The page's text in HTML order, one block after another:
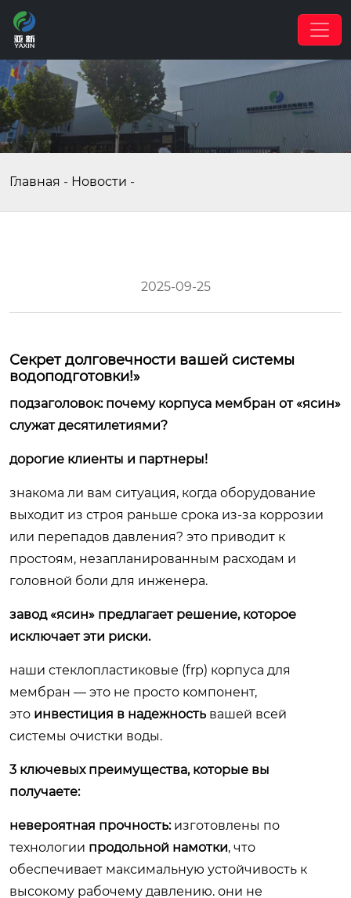
Главная - Новости -
2025-09-25
Секрет долговечности вашей системы
водоподготовки!»
подзаголовок: почему корпуса мембран от «ясин»
служат десятилетиями?
дорогие клиенты и партнеры!
знакома ли вам ситуация, когда оборудование
выходит из строя раньше срока из-за коррозии
или перепадов давления? это приводит к
простоям, незапланированным расходам и
головной боли для инженера.
завод «ясин» предлагает решение, которое
исключает эти риски.
наши стеклопластиковые (frp) корпуса для
мембран — это не просто компонент,
это инвестиция в надежность вашей всей
системы очистки воды.
3 ключевых преимущества, которые вы
получаете:
невероятная прочность:изготовлены по
технологии продольной намотки, что
обеспечивает максимальную устойчивость к
высокому рабочему давлению. они не